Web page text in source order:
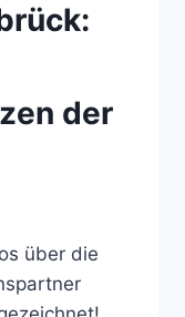
der
über die